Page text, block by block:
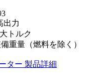
出力
トルク
重量（燃料を除く）
ター 製品詳細